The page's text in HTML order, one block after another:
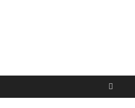
Indonesia
Cyber